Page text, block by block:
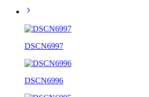
DSCN6997
DSCN6996